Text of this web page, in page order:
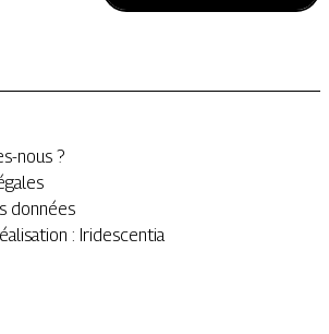
nous ?
données
: Iridescentia